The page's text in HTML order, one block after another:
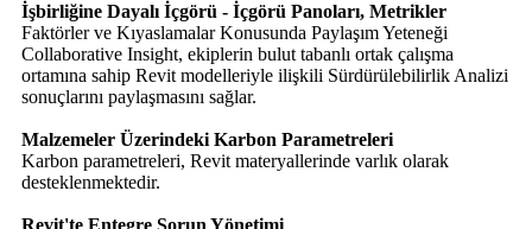
İşbirliğine Dayalı İçgörü - İçgörü Panoları, Metrikler
Faktörler ve Kıyaslamalar Konusunda Paylaşım Yeteneği
Collaborative Insight, ekiplerin bulut tabanlı ortak çalışma
ortamına sahip Revit modelleriyle ilişkili Sürdürülebilirlik Analizi
sonuçlarını paylaşmasını sağlar.
Malzemeler Üzerindeki Karbon Parametreleri
Karbon parametreleri, Revit materyallerinde varlık olarak
desteklenmektedir.
Revit'te Entegre Sorun Yönetimi